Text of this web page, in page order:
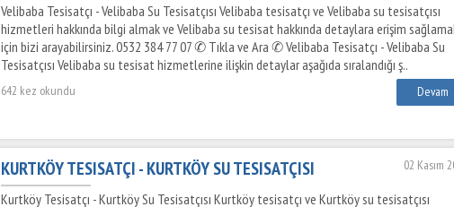
Velibaba Tesisatçı - Velibaba Su Tesisatçısı Velibaba tesisatçı ve Velibaba su tesisatçısı
hizmetleri hakkında bilgi almak ve Velibaba su tesisat hakkında detaylara erişim
için bizi arayabilirsiniz. 0532 384 77 07 ✆ Tıkla ve Ara ✆ Velibaba Tesisatçı - Velibaba Su
Tesisatçısı Velibaba su tesisat hizmetlerine ilişkin detaylar aşağıda sıralandığı ş..
642 kez okundu Devam
02 Kasım
KURTKÖY TESISATÇI - KURTKÖY SU TESISATÇISI
Kurtköy Tesisatçı - Kurtköy Su Tesisatçısı Kurtköy tesisatçı ve Kurtköy su tesisatçısı